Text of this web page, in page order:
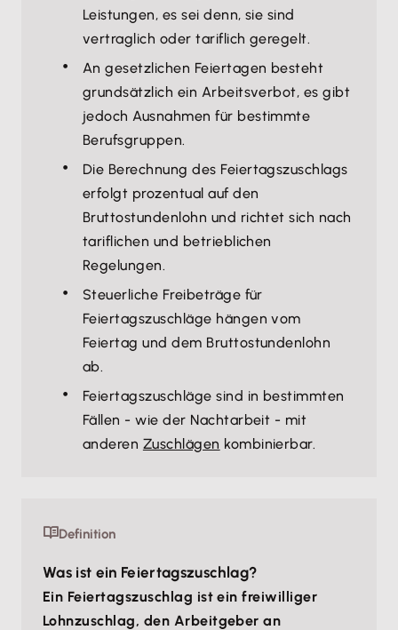
Leistungen, es sei denn, sie sind
vertraglich oder tariflich geregelt.
An gesetzlichen Feiertagen besteht
grundsätzlich ein Arbeitsverbot, es gibt
jedoch Ausnahmen für bestimmte
Berufsgruppen.
Die Berechnung des Feiertagszuschlags
erfolgt prozentual auf den
Bruttostundenlohn und richtet sich nach
tariflichen und betrieblichen
Regelungen.
Steuerliche Freibeträge für
Feiertagszuschläge hängen vom
Feiertag und dem Bruttostundenlohn
ab.
Feiertagszuschläge sind in bestimmten
Fällen - wie der Nachtarbeit - mit
anderen Zuschlägen kombinierbar.
Definition
Was ist ein Feiertagszuschlag?
Ein Feiertagszuschlag ist ein freiwilliger
Lohnzuschlag, den Arbeitgeber an